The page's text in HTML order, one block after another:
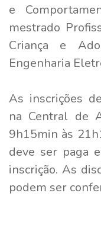
e
mestrado
Criança e
Engenharia
As inscrições
na Central de
9h15min às
deve ser paga
inscrição. As
podem ser